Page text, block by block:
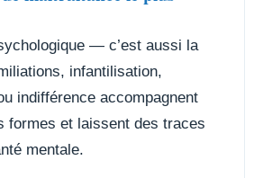
— c’est aussi la
infantilisation,
indifférence accompagnent
formes et laissent des traces
mentale.